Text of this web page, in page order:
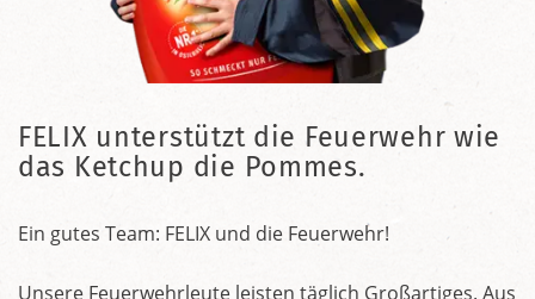
FELIX unterstützt die Feuerwehr wie
das Ketchup die Pommes.
Ein gutes Team: FELIX und die Feuerwehr!
Unsere Feuerwehrleute leisten täglich Großartiges. Aus